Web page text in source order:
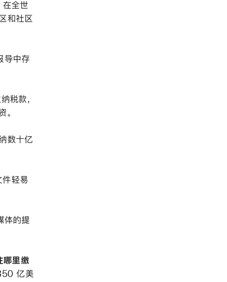
在全世
和社区
导中存
税款，
。
数十亿
轻易
体的提
哪里缴
亿美